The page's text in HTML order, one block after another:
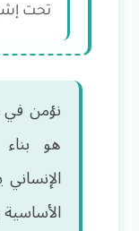
تحت
نؤمن
هو